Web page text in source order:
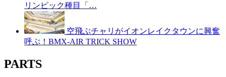
リンピック種目「…
空飛ぶチャリがイオンレイクタウンに興奮
呼ぶ！BMX-AIR TRICK SHOW
PARTS